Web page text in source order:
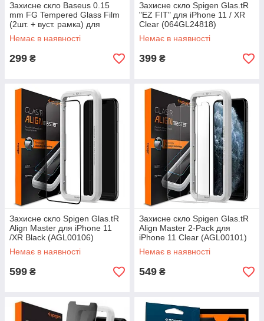
Захисне скло Baseus 0.15
mm FG Tempered Glass Film
(2шт. + вуст. рамка) для
iPhone 11/ XR Transparent
Немає в наявності
299 ₴
Захисне скло Spigen Glas.tR
"EZ FIT" для iPhone 11 / XR
Clear (064GL24818)
Немає в наявності
399 ₴
Захисне скло Spigen Glas.tR
Align Master для iPhone 11
/XR Black (AGL00106)
Немає в наявності
599 ₴
Захисне скло Spigen Glas.tR
Align Master 2-Pack для
iPhone 11 Clear (AGL00101)
Немає в наявності
549 ₴